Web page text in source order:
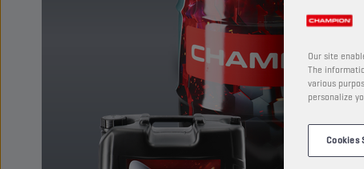
Our site
The
various
personalize
Cookies